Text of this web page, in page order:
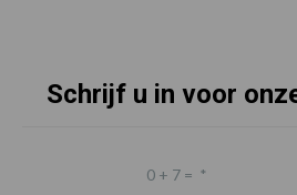
Schrijf u in voor
0 + 7 = *